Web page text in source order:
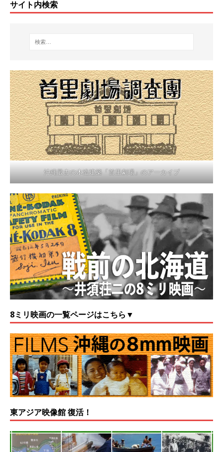
サイト内検索
沖縄最古の木造建築「首里劇場」のアーカイブ
8ミリ映画の一覧ページはこちら▼
東アジア映像館 復活！